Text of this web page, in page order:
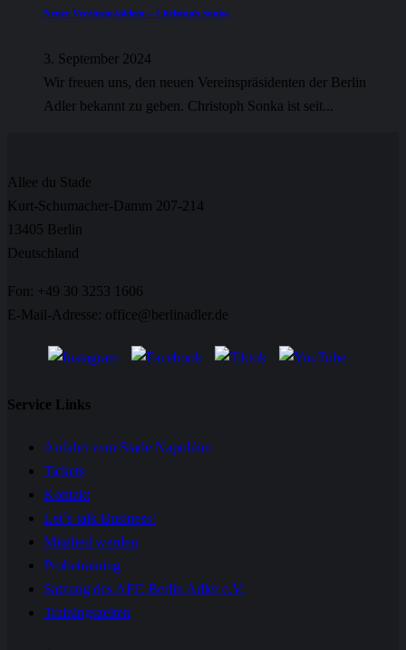
Neuer Vereinspräsident – Christoph Sonka
3. September 2024
Wir freuen uns, den neuen Vereinspräsidenten der Berlin
Adler bekannt zu geben. Christoph Sonka ist seit...
Allee du Stade
Kurt-Schumacher-Damm 207-214
13405 Berlin
Deutschland
Fon: +49 30 3253 1606
E-Mail-Adresse: office@berlinadler.de
Service Links
Anfahrt zum Stade Napoléon
Tickets
Kontakt
Let´s talk Business!
Mitglied werden
Probetraining
Satzung des AFC Berlin Adler e.V.
Trainingszeiten